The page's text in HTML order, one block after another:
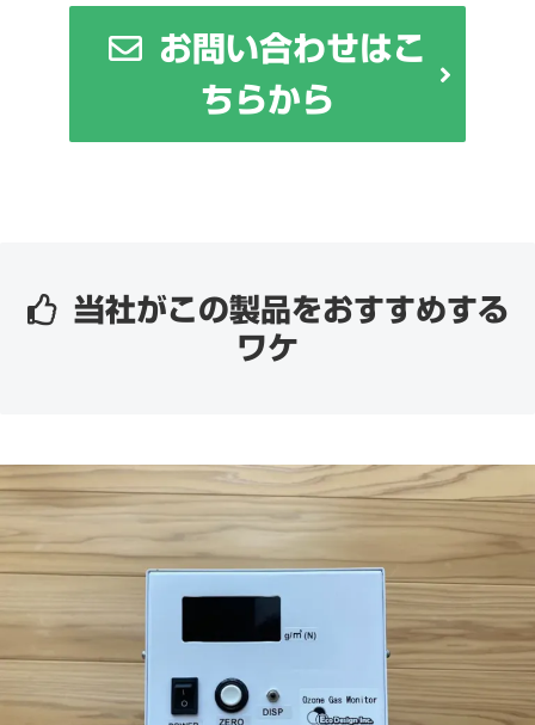
お問い合わせはこ
ちらから
当社がこの製品をおすすめする
ワケ